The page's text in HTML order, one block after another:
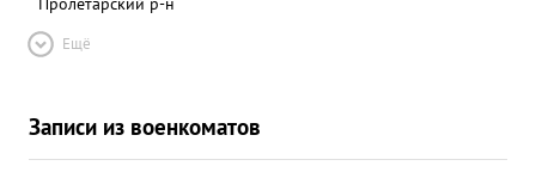
Ещё
Записи из военкоматов